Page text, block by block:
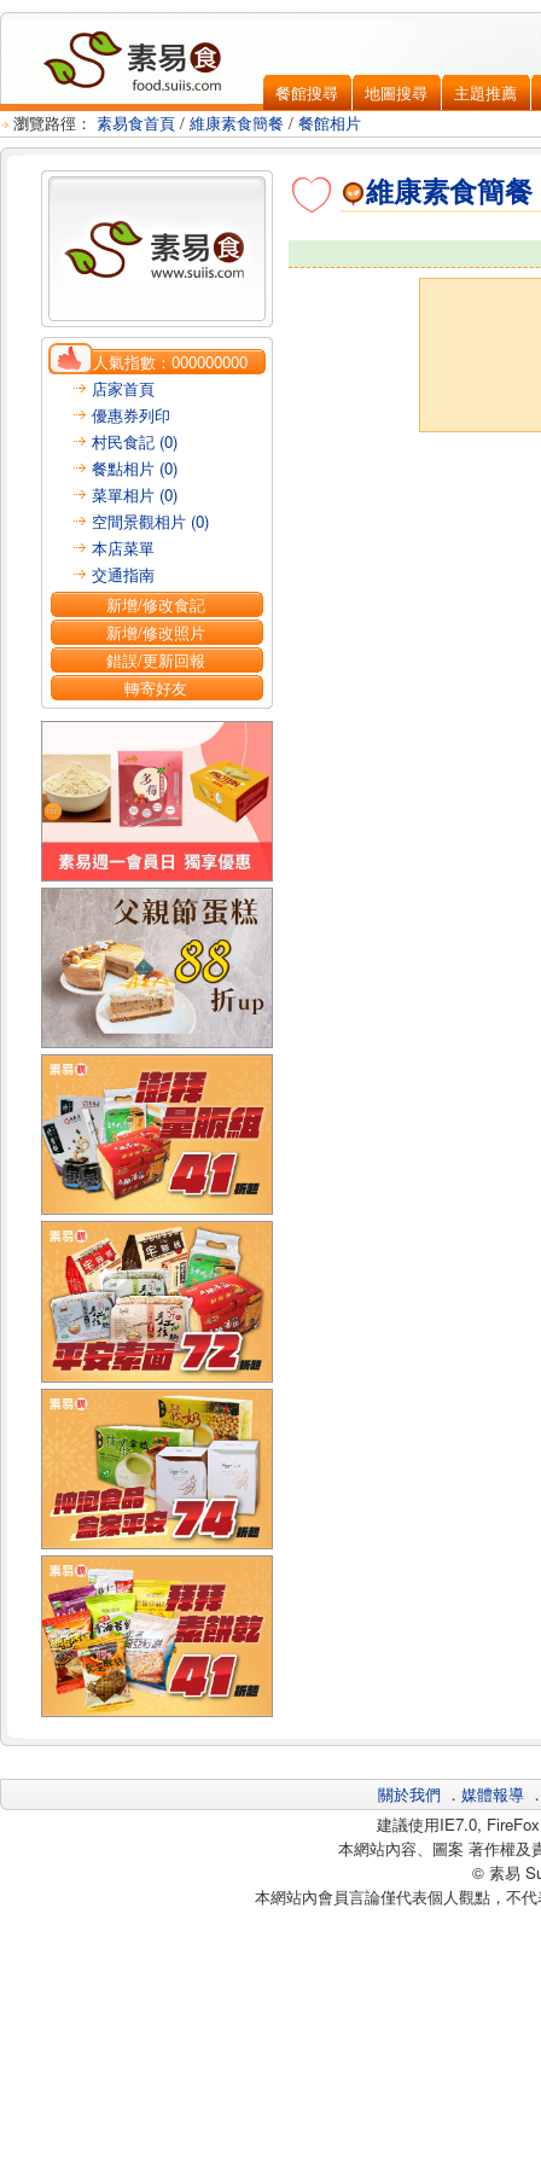
餐館搜尋 地圖搜尋
主題推薦
瀏覽路徑： 素易食首頁 / 維康素食簡餐 / 餐館相片
人氣指數：000000000
店家首頁
優惠券列印
村民食記 (0)
餐點相片 (0)
菜單相片 (0)
空間景觀相片 (0)
本店菜單
交通指南
新增/修改食記
新增/修改照片
錯誤/更新回報
轉寄好友
維康素食簡餐
關於我們 ． 媒體報導
建議使用IE7.0,
本網站內容、圖案 著作權及
© 素易
本網站內會員言論僅代表個人觀點，不